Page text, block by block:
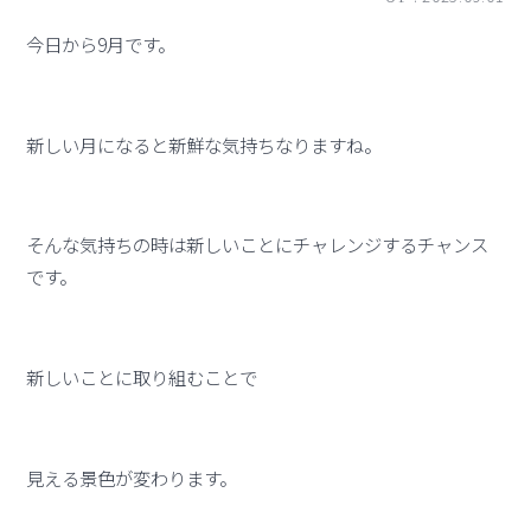
今日から9月です。
新しい月になると新鮮な気持ちなりますね。
そんな気持ちの時は新しいことにチャレンジするチャンス
です。
新しいことに取り組むことで
見える景色が変わります。